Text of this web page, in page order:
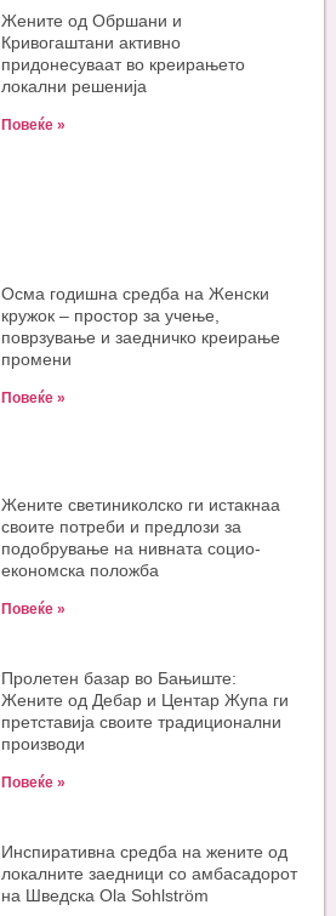
Жените од Обршани и
Кривогаштани активно
придонесуваат во креирањето
локални решенија
Повеќе »
Oсма годишна средба на Женски
кружок – простор за учење,
поврзување и заедничко креирање
промени
Повеќе »
Жените светиниколско ги истакнаа
своите потреби и предлози за
подобрување на нивната социо-
економска положба
Повеќе »
Пролетен базар во Бањиште:
Жените од Дебар и Центар Жупа ги
претставија своите традиционални
производи
Повеќе »
Инспиративна средба на жените од
локалните заедници со амбасадорот
на Шведска Ola Sohlström